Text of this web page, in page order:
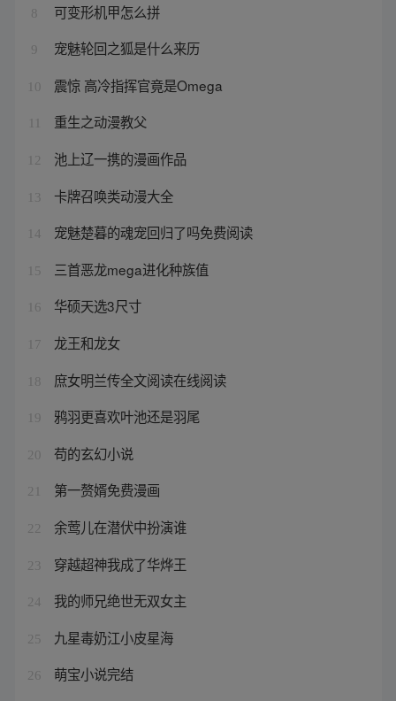
8 可变形机甲怎么拼
9 宠魅轮回之狐是什么来历
10 震惊 高冷指挥官竟是Omega
重生之动漫教父
12 池上辽一携的漫画作品
13 卡牌召唤类动漫大全
14 宠魅楚暮的魂宠回归了吗免费阅读
15 三首恶龙mega进化种族值
16 华硕天选3尺寸
17 龙王和龙女
18 庶女明兰传全文阅读在线阅读
19 鸦羽更喜欢叶池还是羽尾
20 苟的玄幻小说
21 第一赘婿免费漫画
22 余莺儿在潜伏中扮演谁
23 穿越超神我成了华烨王
24 我的师兄绝世无双女主
25 九星毒奶江小皮星海
26
萌宝小说完结